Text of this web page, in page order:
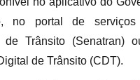
no portal de serviços
de Trânsito (Senatran)
de Trânsito (CDT).